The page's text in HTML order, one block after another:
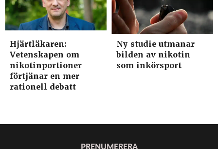
Hjärtläkaren:
Vetenskapen om
nikotinportioner
förtjänar en mer
rationell debatt
Ny studie utmanar
bilden av nikotin
som inkörsport
PRENUMERERA